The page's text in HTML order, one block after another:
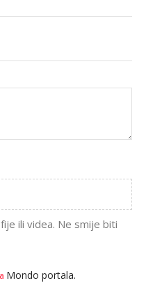
ili videa. Ne smije biti
Mondo portala.